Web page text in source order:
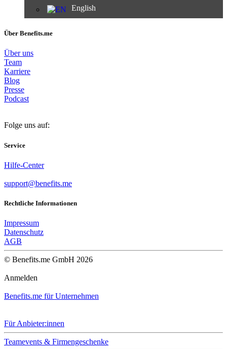
English
Über Benefits.me
Über uns
Team
Karriere
Blog
Presse
Podcast
Folge uns auf:
Service
Hilfe-Center
support@benefits.me
Rechtliche Informationen
Impressum
Datenschutz
AGB
© Benefits.me GmbH 2026
Anmelden
Benefits.me für Unternehmen
Für Anbieter:innen
Teamevents & Firmengeschenke